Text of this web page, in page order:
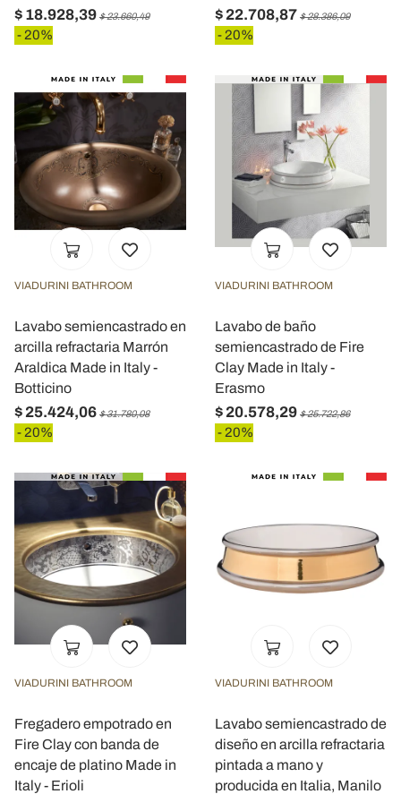
$ 18.928,39 $ 23.660,49
- 20%
$ 22.708,87 $ 28.386,09
- 20%
VIADURINI BATHROOM
Lavabo semiencastrado en
arcilla refractaria Marrón
Araldica Made in Italy -
Botticino
$ 25.424,06 $ 31.780,08
- 20%
VIADURINI BATHROOM
Lavabo de baño
semiencastrado de Fire
Clay Made in Italy -
Erasmo
$ 20.578,29 $ 25.722,86
- 20%
VIADURINI BATHROOM
Fregadero empotrado en
Fire Clay con banda de
encaje de platino Made in
Italy - Erioli
VIADURINI BATHROOM
Lavabo semiencastrado de
diseño en arcilla refractaria
pintada a mano y
producida en Italia, Manilo